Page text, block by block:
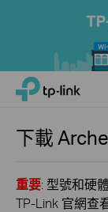
Click
navigation
TP-Link, Reliably
下載
重要: 型號和硬
TP-Link 官網查